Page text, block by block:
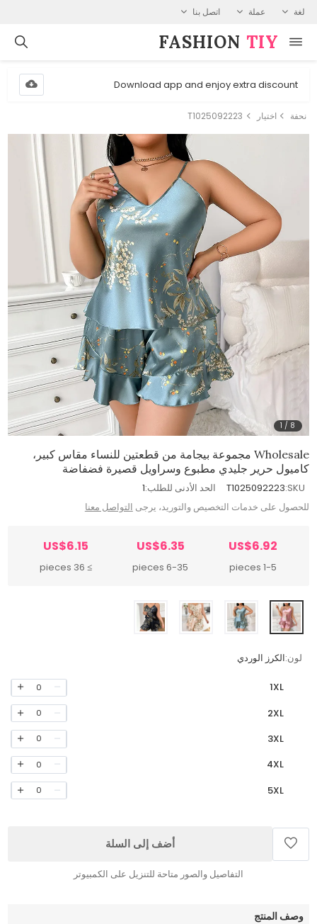
لغة عملة اتصل بنا
FASHION⁠ TIY
Download app and enjoy extra discount
نحفة اختيار T1025092223
1 / 8
Wholesale مجموعة بيجامة من قطعتين للنساء مقاس كبير،
كاميول حرير جليدي مطبوع وسراويل قصيرة فضفاضة
SKU:
T1025092223 الحد الأدنى للطلب:1
للحصول على خدمات التخصيص والتوريد، يرجى التواصل معنا
US$6.92
1-5 pieces
US$6.35
6-35 pieces
US$6.15
≥ 36 pieces
لون:الكرز الوردي
1XL
0
2XL
0
3XL
0
4XL
0
5XL
0
أضف إلى السلة
التفاصيل والصور متاحة للتنزيل على الكمبيوتر
وصف المنتج